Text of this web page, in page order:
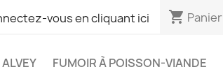
vous en cliquant ici shopping_cart Panier
FUMOIR À POISSON-VIANDE